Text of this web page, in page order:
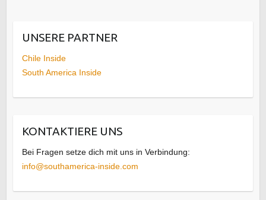
UNSERE PARTNER
Chile Inside
South America Inside
KONTAKTIERE UNS
Bei Fragen setze dich mit uns in Verbindung:
info@southamerica-inside.com